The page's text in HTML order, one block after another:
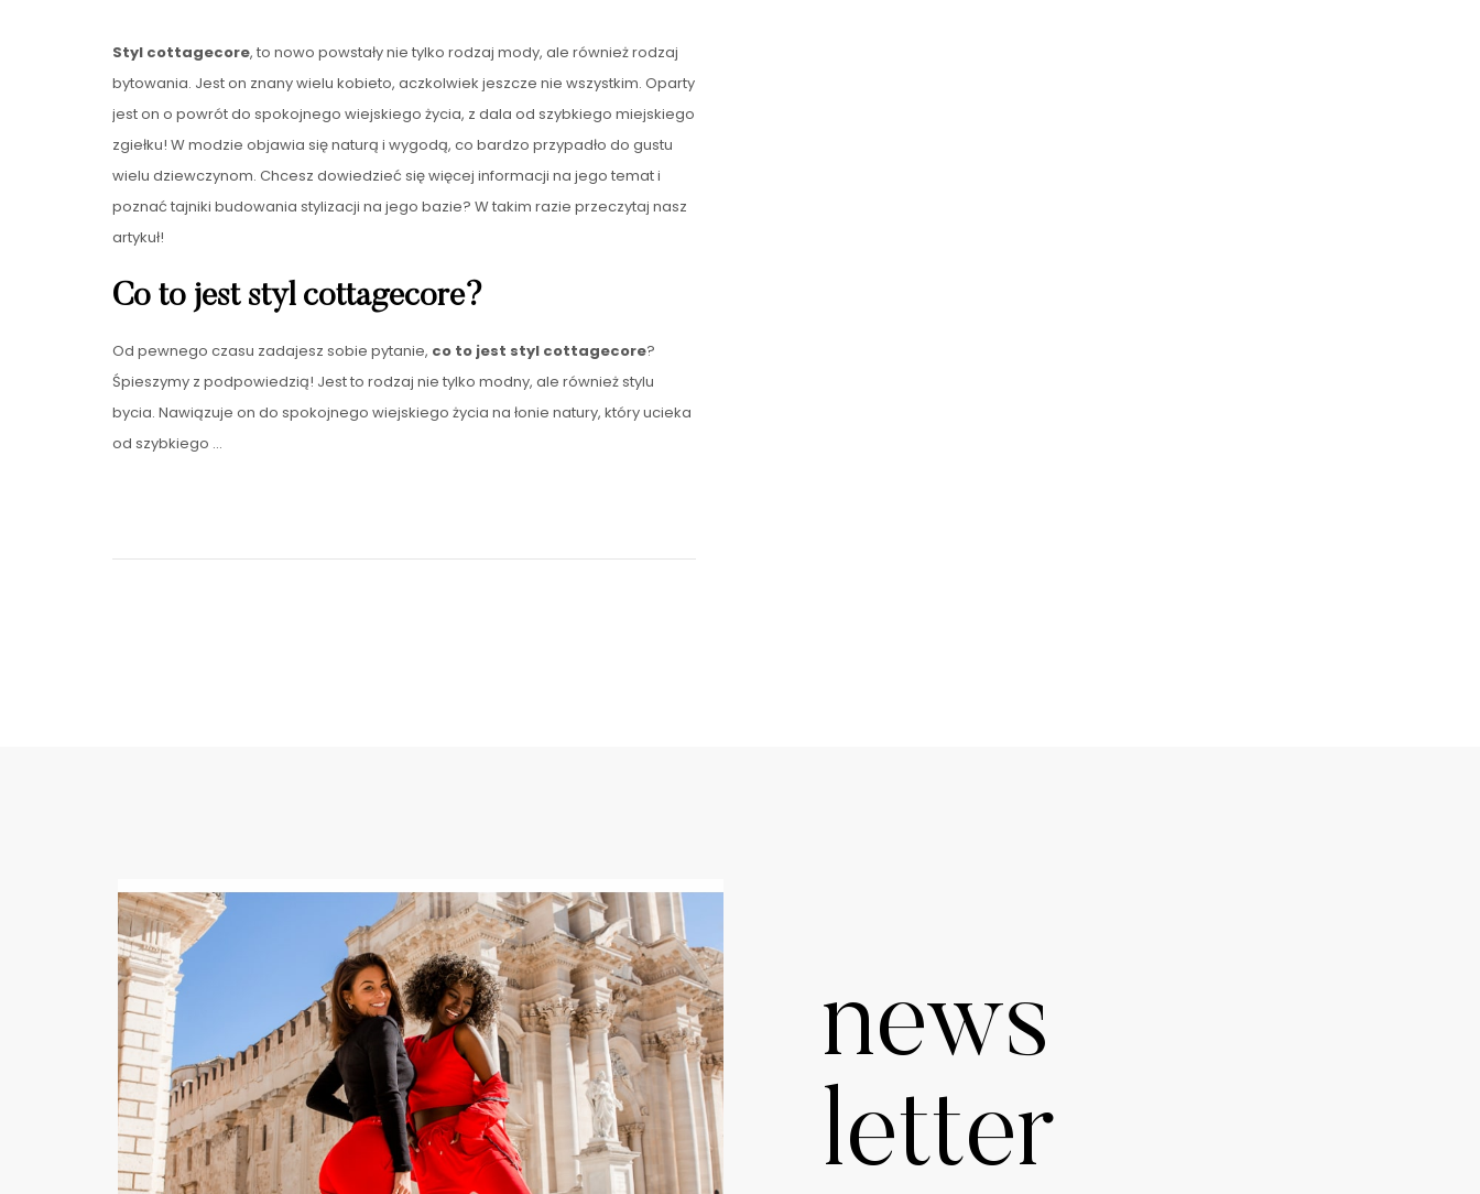
Styl cottagecore, to nowo powstały nie tylko rodzaj mody, ale również rodzaj
bytowania. Jest on znany wielu kobieto, aczkolwiek jeszcze nie wszystkim. Oparty
jest on o powrót do spokojnego wiejskiego życia, z dala od szybkiego miejskiego
zgiełku! W modzie objawia się naturą i wygodą, co bardzo przypadło do gustu
wielu dziewczynom. Chcesz dowiedzieć się więcej informacji na jego temat i
poznać tajniki budowania stylizacji na jego bazie? W takim razie przeczytaj nasz
artykuł!
Co to jest styl cottagecore?
Od pewnego czasu zadajesz sobie pytanie, co to jest styl cottagecore?
Śpieszymy z podpowiedzią! Jest to rodzaj nie tylko modny, ale również stylu
bycia. Nawiązuje on do spokojnego wiejskiego życia na łonie natury, który ucieka
od szybkiego …
news
letter